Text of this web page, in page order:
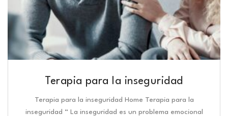
Terapia para la inseguridad
Terapia para la inseguridad Home Terapia para la
inseguridad “ La inseguridad es un problema emocional